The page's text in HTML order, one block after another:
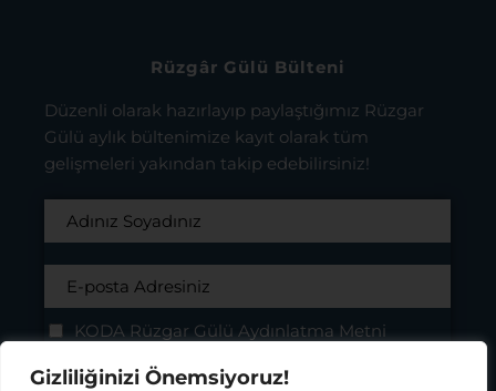
Gizliliğinizi Önemsiyoruz!
Rüzgâr Gülü Bülteni
Düzenli olarak hazırlayıp paylaştığımız Rüzgar
Gülü aylık bültenimize kayıt olarak tüm
gelişmeleri yakından takip edebilirsiniz!
KODA Rüzgar Gülü Aydınlatma Metni
kapsamda tarafıma elektronik ticari ileti